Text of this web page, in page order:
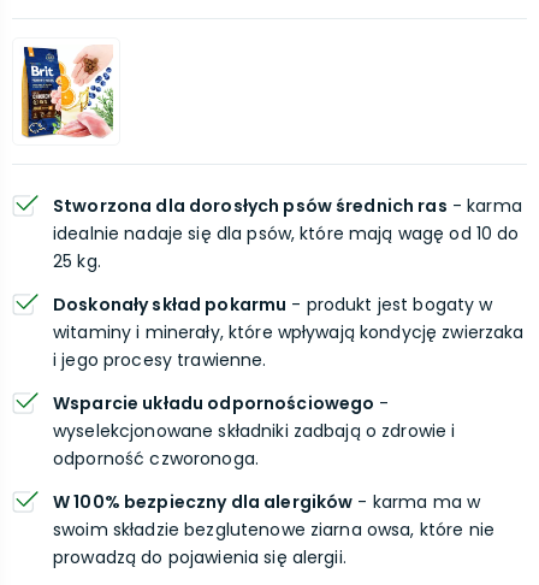
Stworzona dla dorosłych psów średnich ras - karma
idealnie nadaje się dla psów, które mają wagę od 10 do
25 kg.
Doskonały skład pokarmu - produkt jest bogaty w
witaminy i minerały, które wpływają kondycję zwierzaka
i jego procesy trawienne.
Wsparcie układu odpornościowego -
wyselekcjonowane składniki zadbają o zdrowie i
odporność czworonoga.
W 100% bezpieczny dla alergików - karma ma w
swoim składzie bezglutenowe ziarna owsa, które nie
prowadzą do pojawienia się alergii.